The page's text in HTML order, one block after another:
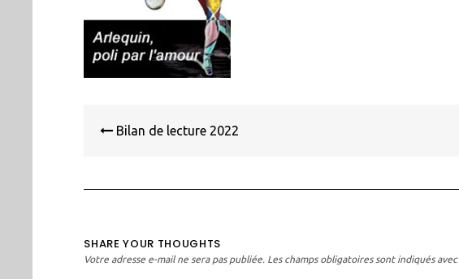
de
Bilan de lecture 2022
SHARE YOUR THOUGHTS
Votre adresse e-mail ne sera pas publiée. Les champs obligatoires sont indiqués avec